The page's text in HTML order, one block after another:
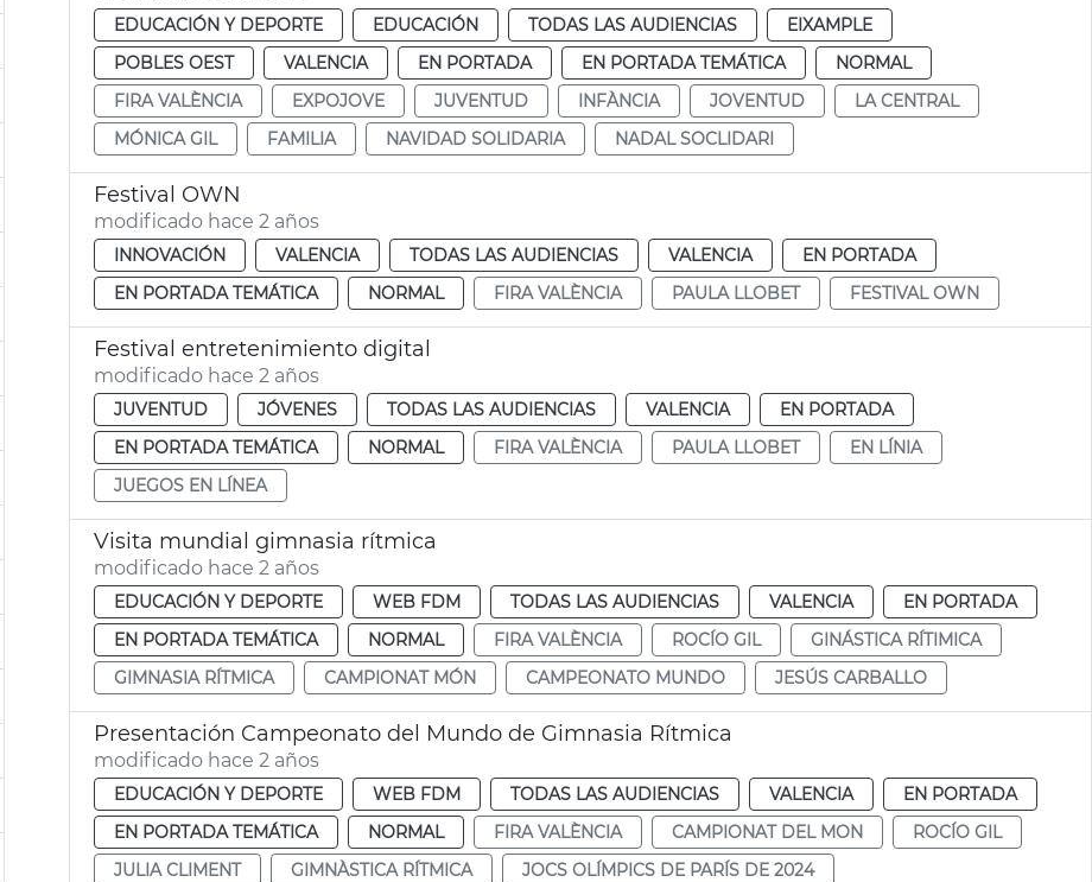
EDUCACIÓN Y DEPORTE EDUCACIÓN TODAS LAS AUDIENCIAS
EIXAMPLE
POBLES OEST
VALENCIA EN PORTADA EN PORTADA TEMÁTICA
NORMAL
FIRA VALÈNCIA
EXPOJOVE JUVENTUD INFÀNCIA JOVENTUD
LA CENTRAL
MÓNICA GIL
FAMILIA NAVIDAD SOLIDARIA NADAL SOCLIDARI
Festival OWN
modificado hace 2 años
INNOVACIÓN VALENCIA TODAS LAS AUDIENCIAS VALENCIA
EN PORTADA
EN PORTADA TEMÁTICA
NORMAL FIRA VALÈNCIA PAULA LLOBET FESTIVAL OWN
Festival entretenimiento digital
modificado hace 2 años
JUVENTUD JÓVENES TODAS LAS AUDIENCIAS VALENCIA
EN PORTADA
EN PORTADA TEMÁTICA
NORMAL FIRA VALÈNCIA PAULA LLOBET
EN LÍNIA
JUEGOS EN LÍNEA
Visita mundial gimnasia rítmica
modificado hace 2 años
EDUCACIÓN Y DEPORTE WEB FDM TODAS LAS AUDIENCIAS VALENCIA
EN PORTADA
EN PORTADA TEMÁTICA
NORMAL FIRA VALÈNCIA ROCÍO GIL
GINÁSTICA RÍTIMICA
GIMNASIA RÍTMICA
CAMPIONAT MÓN CAMPEONATO MUNDO JESÚS CARBALLO
Presentación Campeonato del Mundo de Gimnasia Rítmica
modificado hace 2 años
EDUCACIÓN Y DEPORTE WEB FDM TODAS LAS AUDIENCIAS VALENCIA
EN PORTADA
EN PORTADA TEMÁTICA
NORMAL FIRA VALÈNCIA CAMPIONAT DEL MON
ROCÍO GIL
JULIA CLIMENT
GIMNÀSTICA RÍTMICA JOCS OLÍMPICS DE PARÍS DE 2024